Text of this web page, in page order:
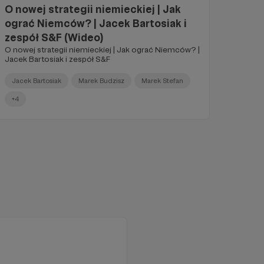
O nowej strategii niemieckiej | Jak
ograć Niemców? | Jacek Bartosiak i
zespół S&F (Wideo)
O nowej strategii niemieckiej | Jak ograć Niemców? |
Jacek Bartosiak i zespół S&F
Jacek Bartosiak Marek Budzisz Marek Stefan
+4